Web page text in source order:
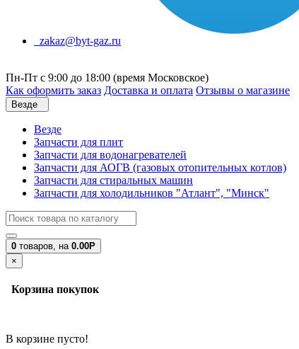
zakaz@byt-gaz.ru
Пн-Пт с 9:00 до 18:00 (время Московское)
Как оформить заказ Доставка и оплата Отзывы о магазине
Везде
Везде
Запчасти для плит
Запчасти для водонагревателей
Запчасти для АОГВ (газовых отопительных котлов)
Запчасти для стиральных машин
Запчасти для холодильников "Атлант", "Минск"
0 товаров, на 0.00Р
×
Корзина покупок
В корзине пусто!